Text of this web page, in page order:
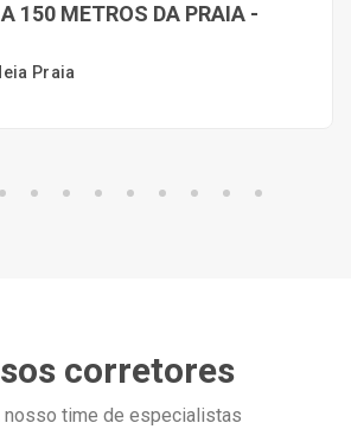
150 METROS DA PRAIA -
Praia
corretores
nosso time de especialistas